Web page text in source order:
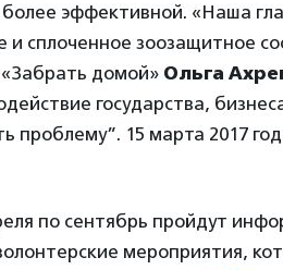
эффективной. «Наша
и сплоченное зоозащитное
домой» Ольга
государства,
проблему”. 15 марта 2017
по сентябрь пройдут
мероприятия,